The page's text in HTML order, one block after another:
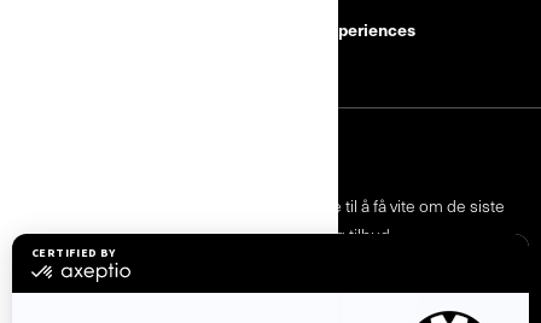
BRP Experiences
Vær den første til å få vite om de siste
arrangementer, nyheter og tilbud.